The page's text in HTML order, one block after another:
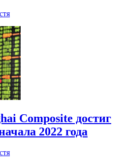
Composite достиг
2022 года